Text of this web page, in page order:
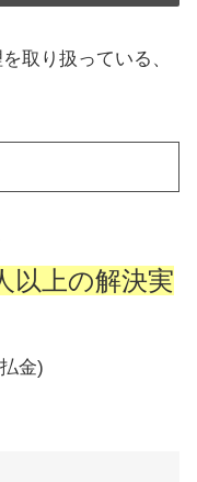
取り扱っている、
以上の解決実
金)